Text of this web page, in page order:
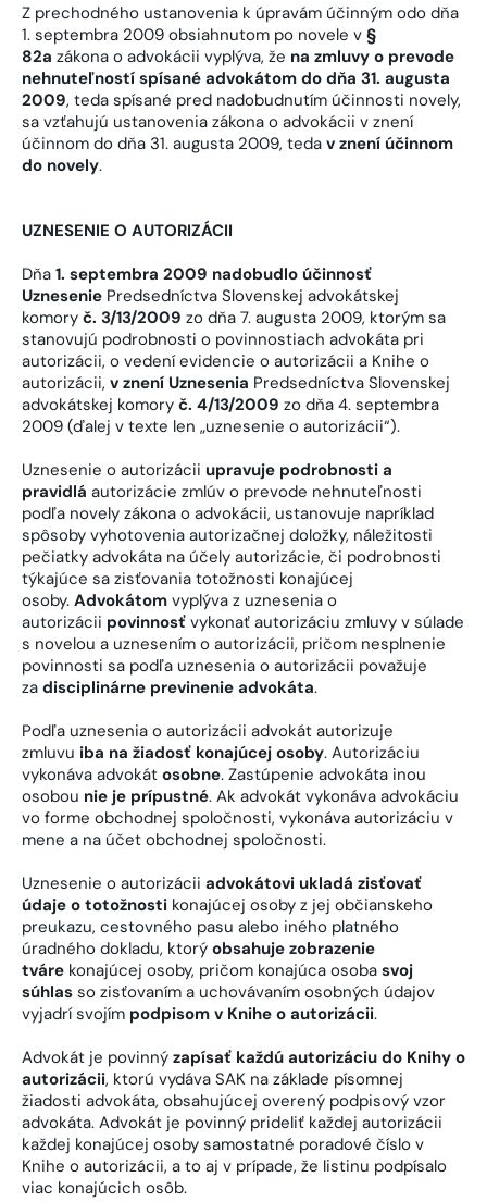
Z prechodného ustanovenia k úpravám účinným odo dňa
1. septembra 2009 obsiahnutom po novele v §
82a zákona o advokácii vyplýva, že na zmluvy o prevode
nehnuteľností spísané advokátom do dňa 31. augusta
2009, teda spísané pred nadobudnutím účinnosti novely,
sa vzťahujú ustanovenia zákona o advokácii v znení
účinnom do dňa 31. augusta 2009, teda v znení účinnom
do novely.
UZNESENIE O AUTORIZÁCII
Dňa 1. septembra 2009 nadobudlo účinnosť
Uznesenie Predsedníctva Slovenskej advokátskej
komory č. 3/13/2009 zo dňa 7. augusta 2009, ktorým sa
stanovujú podrobnosti o povinnostiach advokáta pri
autorizácii, o vedení evidencie o autorizácii a Knihe o
autorizácii, v znení Uznesenia Predsedníctva Slovenskej
advokátskej komory č. 4/13/2009 zo dňa 4. septembra
2009 (ďalej v texte len „uznesenie o autorizácii“).
Uznesenie o autorizácii upravuje podrobnosti a
pravidlá autorizácie zmlúv o prevode nehnuteľnosti
podľa novely zákona o advokácii, ustanovuje napríklad
spôsoby vyhotovenia autorizačnej doložky, náležitosti
pečiatky advokáta na účely autorizácie, či podrobnosti
týkajúce sa zisťovania totožnosti konajúcej
osoby. Advokátom vyplýva z uznesenia o
autorizácii povinnosť vykonať autorizáciu zmluvy v súlade
s novelou a uznesením o autorizácii, pričom nesplnenie
povinnosti sa podľa uznesenia o autorizácii považuje
za disciplinárne previnenie advokáta.
Podľa uznesenia o autorizácii advokát autorizuje
zmluvu iba na žiadosť konajúcej osoby. Autorizáciu
vykonáva advokát osobne. Zastúpenie advokáta inou
osobou nie je prípustné. Ak advokát vykonáva advokáciu
vo forme obchodnej spoločnosti, vykonáva autorizáciu v
mene a na účet obchodnej spoločnosti.
Uznesenie o autorizácii advokátovi ukladá zisťovať
údaje o totožnosti konajúcej osoby z jej občianskeho
preukazu, cestovného pasu alebo iného platného
úradného dokladu, ktorý obsahuje zobrazenie
tváre konajúcej osoby, pričom konajúca osoba svoj
súhlas so zisťovaním a uchovávaním osobných údajov
vyjadrí svojím podpisom v Knihe o autorizácii.
Advokát je povinný zapísať každú autorizáciu do Knihy o
autorizácii, ktorú vydáva SAK na základe písomnej
žiadosti advokáta, obsahujúcej overený podpisový vzor
advokáta. Advokát je povinný prideliť každej autorizácii
každej konajúcej osoby samostatné poradové číslo v
Knihe o autorizácii, a to aj v prípade, že listinu podpísalo
viac konajúcich osôb.